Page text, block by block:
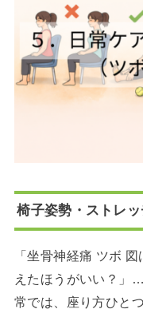
椅子姿勢・ストレ
「坐骨神経痛 ツボ
えたほうがいい？」
常では、座り方ひと